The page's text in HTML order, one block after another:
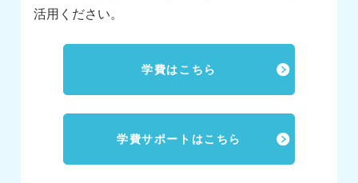
活用ください。
学費はこちら
学費サポートはこちら